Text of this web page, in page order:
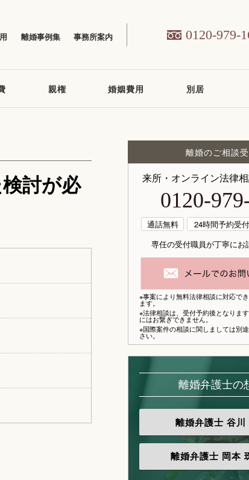
離婚事例集 事務所案内 0120-979-
親権 婚姻費用 別居
討が必
離婚のご相談
来所・オンライン法律
0120-
通話無料 24時間予約受付
専任の受付職員が丁寧にお
※事案により無料法律相談に対応で
ます。
※法律相談は、 受付予約後となります
にはお繋ぎできません。
※国際案件の相談に関しましては別途
さい。
離婚弁護士の
離婚弁護士 谷川
離婚弁護士 岡本